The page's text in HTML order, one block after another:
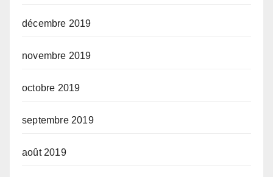
décembre 2019
novembre 2019
octobre 2019
septembre 2019
août 2019